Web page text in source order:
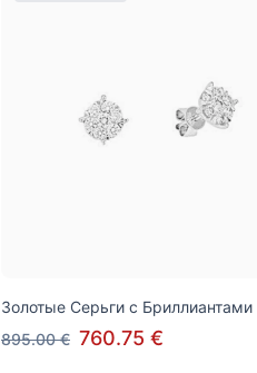
Золотые Серьги с Бриллиантами
895.00 € 760.75 €